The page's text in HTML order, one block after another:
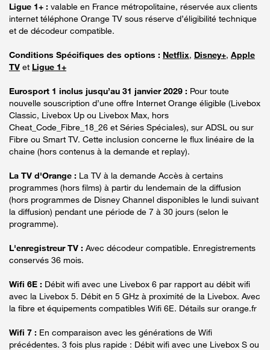
Ligue 1+ : valable en France métropolitaine, réservée aux clients
internet téléphone Orange TV sous réserve d’éligibilité technique
et de décodeur compatible.
Conditions Spécifiques des options : Netflix, Disney+, Apple
TV et Ligue 1+
Eurosport 1 inclus jusqu’au 31 janvier 2029 : Pour toute
nouvelle souscription d’une offre Internet Orange éligible (Livebox
Classic, Livebox Up ou Livebox Max, hors
Cheat_Code_Fibre_18_26 et Séries Spéciales), sur ADSL ou sur
Fibre ou Smart TV. Cette inclusion concerne le flux linéaire de la
chaine (hors contenus à la demande et replay).
La TV d'Orange : La TV à la demande Accès à certains
programmes (hors films) à partir du lendemain de la diffusion
(hors programmes de Disney Channel disponibles le lundi suivant
la diffusion) pendant une période de 7 à 30 jours (selon le
programme).
L'enregistreur TV : Avec décodeur compatible. Enregistrements
conservés 36 mois.
Wifi 6E : Débit wifi avec une Livebox 6 par rapport au débit wifi
avec la Livebox 5. Débit en 5 GHz à proximité de la Livebox. Avec
la fibre et équipements compatibles Wifi 6E. Détails sur orange.fr
Wifi 7 : En comparaison avec les générations de Wifi
précédentes. 3 fois plus rapide : Débit wifi avec une Livebox S ou